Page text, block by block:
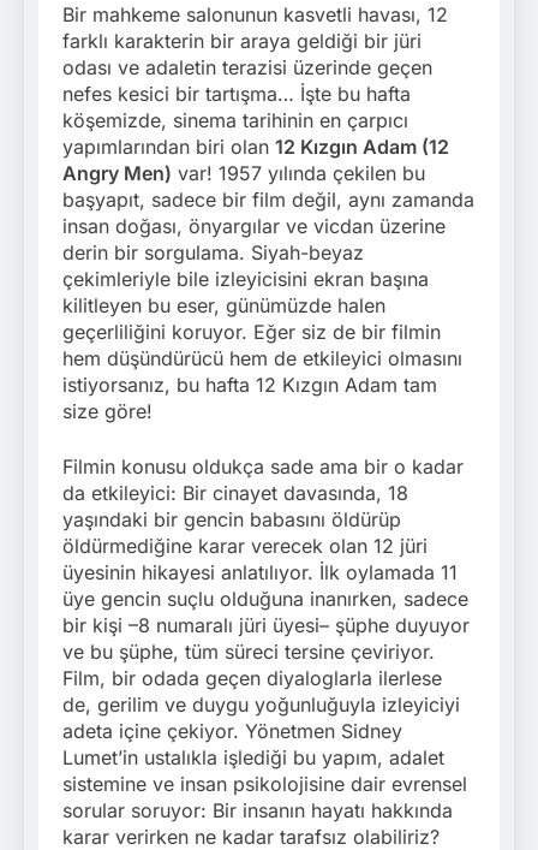
Bir mahkeme salonunun kasvetli havası, 12
farklı karakterin bir araya geldiği bir jüri
odası ve adaletin terazisi üzerinde geçen
nefes kesici bir tartışma… İşte bu hafta
köşemizde, sinema tarihinin en çarpıcı
yapımlarından biri olan 12 Kızgın Adam (12
Angry Men) var! 1957 yılında çekilen bu
başyapıt, sadece bir film değil, aynı zamanda
insan doğası, önyargılar ve vicdan üzerine
derin bir sorgulama. Siyah-beyaz
çekimleriyle bile izleyicisini ekran başına
kilitleyen bu eser, günümüzde halen
geçerliliğini koruyor. Eğer siz de bir filmin
hem düşündürücü hem de etkileyici olmasını
istiyorsanız, bu hafta 12 Kızgın Adam tam
size göre!
Filmin konusu oldukça sade ama bir o kadar
da etkileyici: Bir cinayet davasında, 18
yaşındaki bir gencin babasını öldürüp
öldürmediğine karar verecek olan 12 jüri
üyesinin hikayesi anlatılıyor. İlk oylamada 11
üye gencin suçlu olduğuna inanırken, sadece
bir kişi –8 numaralı jüri üyesi– şüphe duyuyor
ve bu şüphe, tüm süreci tersine çeviriyor.
Film, bir odada geçen diyaloglarla ilerlese
de, gerilim ve duygu yoğunluğuyla izleyiciyi
adeta içine çekiyor. Yönetmen Sidney
Lumet’in ustalıkla işlediği bu yapım, adalet
sistemine ve insan psikolojisine dair evrensel
sorular soruyor: Bir insanın hayatı hakkında
karar verirken ne kadar tarafsız olabiliriz?